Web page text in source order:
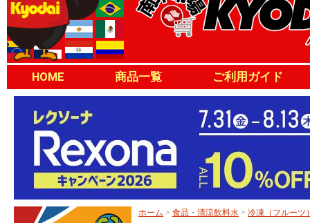
HOME 商品一覧 ご利用ガイド
ホーム > 食品・清涼飲料水 > 冷凍（フルーツ